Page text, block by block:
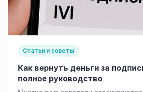
Статьи и советы
Как вернуть деньги за
полное руководство